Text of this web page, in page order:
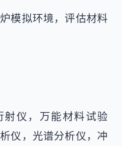
模拟环境，评估材料
仪，万能材料试验
仪，光谱分析仪，冲